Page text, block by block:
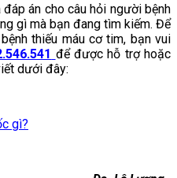
án cho câu hỏi người bệnh
gì mà bạn đang tìm kiếm. Để
thiếu máu cơ tim, bạn vui
để được hỗ trợ hoặc
dưới đây:
gì?